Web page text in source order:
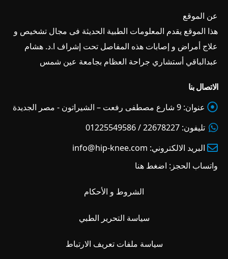
عن الموقع
هذا الموقع يقدم المعلومات الطبية الحديثة فى مجال تشخيص و
علاج أمراض و إصابات هذه المفاصل تحت إشراف ا.د. هشام
عبدالباقي أستشاري جراحة العظام بجامعة عين شمس
الاتصال بنا
عنوان: 9 شارع مصطفى رفعت – الشيراتون - مصر الجديدة
تليفون: 22678227 / 01225549586
البريد الالكتروني: info@hip-knee.com
واتساب الحجز: اضغط هنا
الشروط و الأحكام
سياسة التحرير الطبي
سياسة ملفات تعريف الارتباط